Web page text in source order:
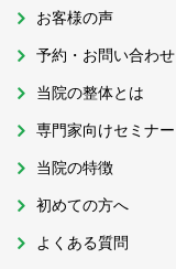
お客様の声
予約・お問い合わせ
当院の整体とは
専門家向けセミナー
当院の特徴
初めての方へ
よくある質問